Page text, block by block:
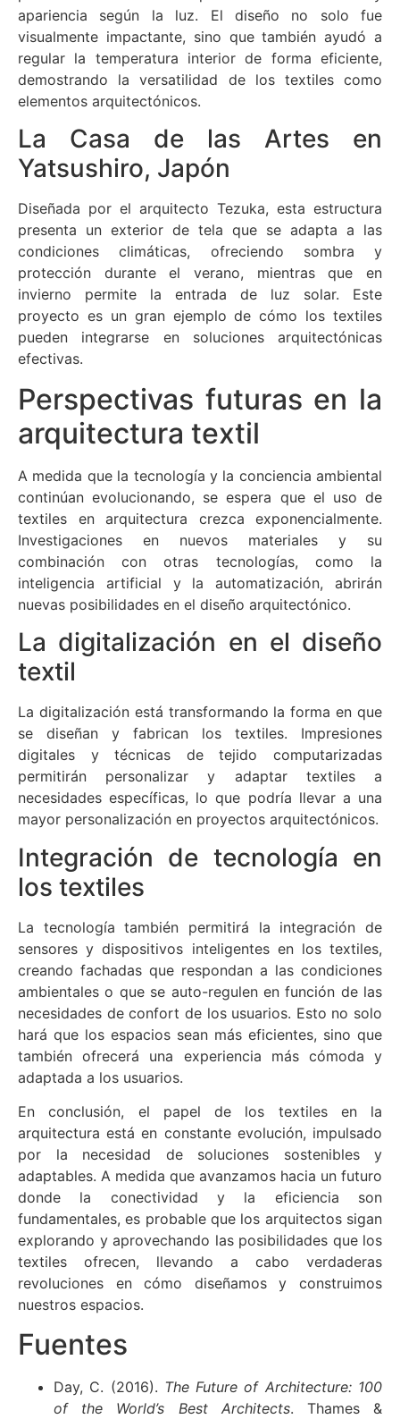
apariencia según la luz. El diseño no solo fue
visualmente impactante, sino que también ayudó a
regular la temperatura interior de forma eficiente,
demostrando la versatilidad de los textiles como
elementos arquitectónicos.
La Casa de las Artes en
Yatsushiro, Japón
Diseñada por el arquitecto Tezuka, esta estructura
presenta un exterior de tela que se adapta a las
condiciones climáticas, ofreciendo sombra y
protección durante el verano, mientras que en
invierno permite la entrada de luz solar. Este
proyecto es un gran ejemplo de cómo los textiles
pueden integrarse en soluciones arquitectónicas
efectivas.
Perspectivas futuras en la
arquitectura textil
A medida que la tecnología y la conciencia ambiental
continúan evolucionando, se espera que el uso de
textiles en arquitectura crezca exponencialmente.
Investigaciones en nuevos materiales y su
combinación con otras tecnologías, como la
inteligencia artificial y la automatización, abrirán
nuevas posibilidades en el diseño arquitectónico.
La digitalización en el diseño
textil
La digitalización está transformando la forma en que
se diseñan y fabrican los textiles. Impresiones
digitales y técnicas de tejido computarizadas
permitirán personalizar y adaptar textiles a
necesidades específicas, lo que podría llevar a una
mayor personalización en proyectos arquitectónicos.
Integración de tecnología en
los textiles
La tecnología también permitirá la integración de
sensores y dispositivos inteligentes en los textiles,
creando fachadas que respondan a las condiciones
ambientales o que se auto-regulen en función de las
necesidades de confort de los usuarios. Esto no solo
hará que los espacios sean más eficientes, sino que
también ofrecerá una experiencia más cómoda y
adaptada a los usuarios.
En conclusión, el papel de los textiles en la
arquitectura está en constante evolución, impulsado
por la necesidad de soluciones sostenibles y
adaptables. A medida que avanzamos hacia un futuro
donde la conectividad y la eficiencia son
fundamentales, es probable que los arquitectos sigan
explorando y aprovechando las posibilidades que los
textiles ofrecen, llevando a cabo verdaderas
revoluciones en cómo diseñamos y construimos
nuestros espacios.
Fuentes
Day, C. (2016). The Future of Architecture: 100
of the World’s Best Architects. Thames &